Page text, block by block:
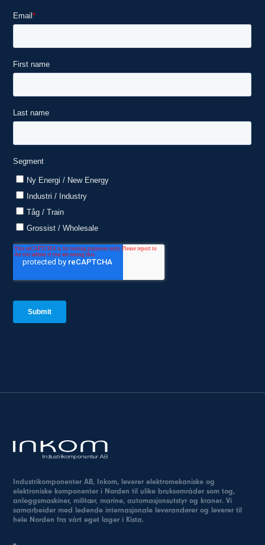
Industrikomponenter AB, Inkom, leverer elektromekaniske og
elektroniske komponenter i Norden til ulike bruksområder som tog,
anleggsmaskiner, militær, marine, automasjonsutstyr og kraner. Vi
samarbeider med ledende internasjonale leverandører og leverer til
hele Norden fra vårt eget lager i Kista.